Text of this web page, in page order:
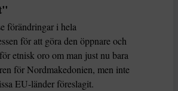
förändringar i hela
för att göra den öppnare och
etnisk oro om man just nu bara
för Nordmakedonien, men inte
EU-länder föreslagit.